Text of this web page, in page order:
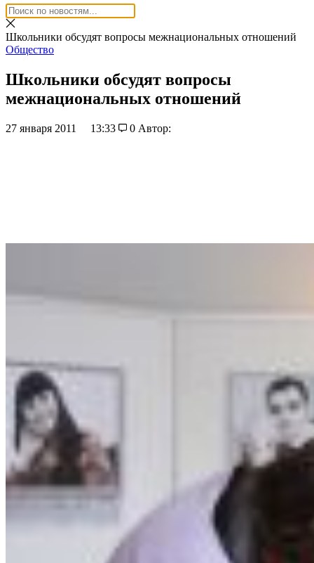
Школьники обсудят вопросы межнациональных отношений
Общество
Школьники обсудят вопросы
межнациональных отношений
27 января 2011 13:33 0 Автор: